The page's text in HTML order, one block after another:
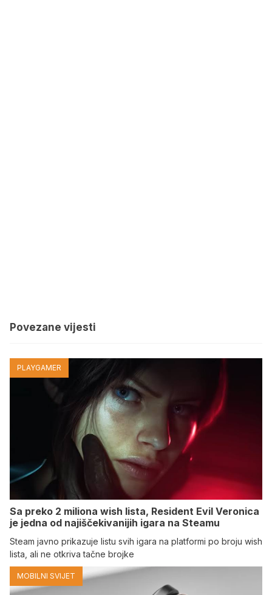
Povezane vijesti
PLAYGAMER
Sa preko 2 miliona wish lista, Resident Evil Veronica
je jedna od najiščekivanijih igara na Steamu
Steam javno prikazuje listu svih igara na platformi po broju wish
lista, ali ne otkriva tačne brojke
MOBILNI SVIJET